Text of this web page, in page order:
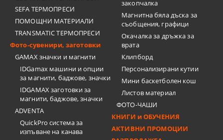
SEFA ТЕРМОПРЕСИ
ПОМОЩНИ МАТЕРИАЛИ
TRANSMATIC ТЕРМОПРЕСИ
Фото-сувенири, заготовки
GAMAX значки и магнити
IDGamax машини и опции
за магнити, баджове, значки
IDGAMAX заготовки за
магнити, баджове, значки
ADVENTA
QuickPro система за
изпъване на канава
закопчалка
Магнитна бяла дъска за
съобщения, графици
Окачалка за дръжка за
врата
Клипборд
Персонализирани кутии
Мини баскетболен кош
Листов материал
ФОТО-ЧАШИ
КНИГИ и ОБУЧЕНИЯ
АКТИВНИ ПРОМОЦИИ